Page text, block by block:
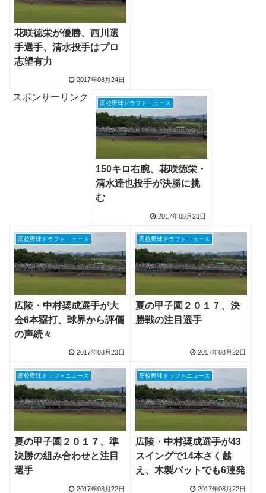
花咲徳栄が優勝、西川選
手選手、清水投手はプロ
志望有力
2017年08月24日
スポンサーリンク
高校野球ドラフトニュース
150キロ右腕、花咲徳栄・
清水達也投手が決勝に挑
む
2017年08月23日
高校野球ドラフトニュース
広陵・中村奨成選手が大
会6本塁打、球界から評価
の声続々
2017年08月23日
高校野球ドラフトニュース
夏の甲子園２０１７、決
勝戦の注目選手
2017年08月22日
高校野球ドラフトニュース
夏の甲子園２０１７、準
決勝の組み合わせと注目
選手
2017年08月22日
高校野球ドラフトニュース
広陵・中村奨成選手が43
スイングで14本さく越
え、木製バットでも6連発
2017年08月22日